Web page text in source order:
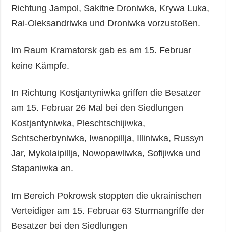
Richtung Jampol, Sakitne Droniwka, Krywa Luka,
Rai-Oleksandriwka und Droniwka vorzustoßen.
Im Raum Kramatorsk gab es am 15. Februar
keine Kämpfe.
In Richtung Kostjantyniwka griffen die Besatzer
am 15. Februar 26 Mal bei den Siedlungen
Kostjantyniwka, Pleschtschijiwka,
Schtscherbyniwka, Iwanopillja, Illiniwka, Russyn
Jar, Mykolaipillja, Nowopawliwka, Sofijiwka und
Stapaniwka an.
Im Bereich Pokrowsk stoppten die ukrainischen
Verteidiger am 15. Februar 63 Sturmangriffe der
Besatzer bei den Siedlungen